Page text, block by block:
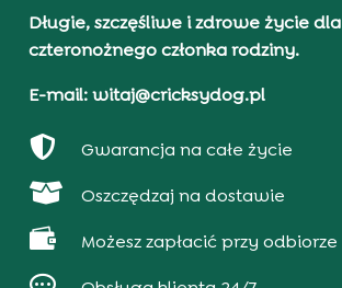
Długie, szczęśliwe i zdrowe życie dla
czteronożnego członka rodziny.
E-mail: witaj@cricksydog.pl
 Gwarancja na całe życie
 Oszczędzaj na dostawie
 Możesz zapłacić przy odbiorze